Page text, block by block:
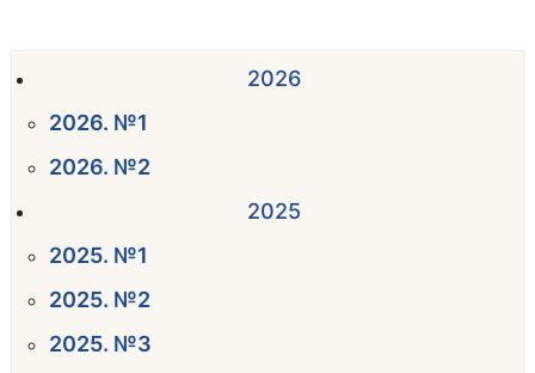
2026
2026. №1
2026. №2
2025
2025. №1
2025. №2
2025. №3